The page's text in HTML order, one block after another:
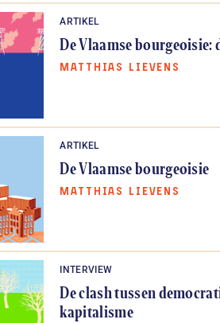
ARTIKEL
De Vlaamse bourgeoisie:
MATTHIAS LIEVENS
ARTIKEL
De Vlaamse bourgeoisie
MATTHIAS LIEVENS
INTERVIEW
De clash tussen
kapitalisme